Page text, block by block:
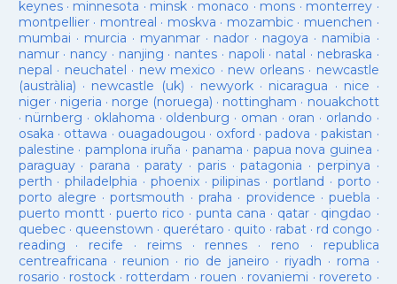
keynes· minnesota · minsk · monaco · mons · monterrey ·
montpellier· montreal · moskva · mozambic· muenchen ·
mumbai · murcia · myanmar· nador · nagoya · namibia ·
namur· nancy · nanjing · nantes · napoli · natal · nebraska ·
nepal · neuchatel · new mexico · new orleans· newcastle
(austràlia) · newcastle (uk) · newyork· nicaragua · nice ·
niger· nigeria · norge (noruega) · nottingham · nouakchott
· nürnberg · oklahoma · oldenburg · oman · oran · orlando ·
osaka · ottawa · ouagadougou · oxford ·padova ·pakistan ·
palestine · pamplona iruña · panama · papua nova guinea ·
paraguay· parana ·paraty · paris·patagonia · perpinya ·
perth ·philadelphia · phoenix·pilipinas ·portland · porto ·
porto alegre ·portsmouth ·praha · providence ·puebla ·
puerto montt· puerto rico ·punta cana · qatar · qingdao ·
quebec· queenstown · querétaro · quito · rabat · rd congo ·
reading · recife · reims· rennes · reno · republica
centreafricana · reunion · rio de janeiro · riyadh · roma ·
rosario · rostock · rotterdam · rouen · rovaniemi · rovereto ·